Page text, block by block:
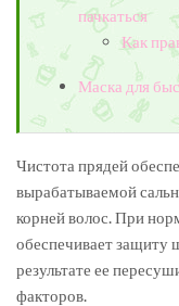
пачкаться
Как
Маска для
Чистота прядей
вырабатываемой
корней волос. При
обеспечивает защиту
результате ее
факторов.